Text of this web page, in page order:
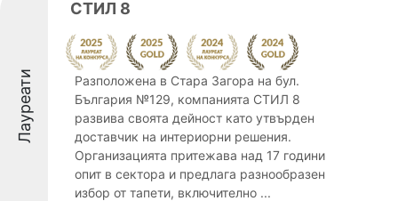
Лауреати
СТИЛ 8
Разположена в Стара Загора на бул.
България №129, компанията СТИЛ 8
развива своята дейност като утвърден
доставчик на интериорни решения.
Организацията притежава над 17 години
опит в сектора и предлага разнообразен
избор от тапети, включително ...